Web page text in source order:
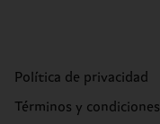
Política de privacidad
Términos y condiciones